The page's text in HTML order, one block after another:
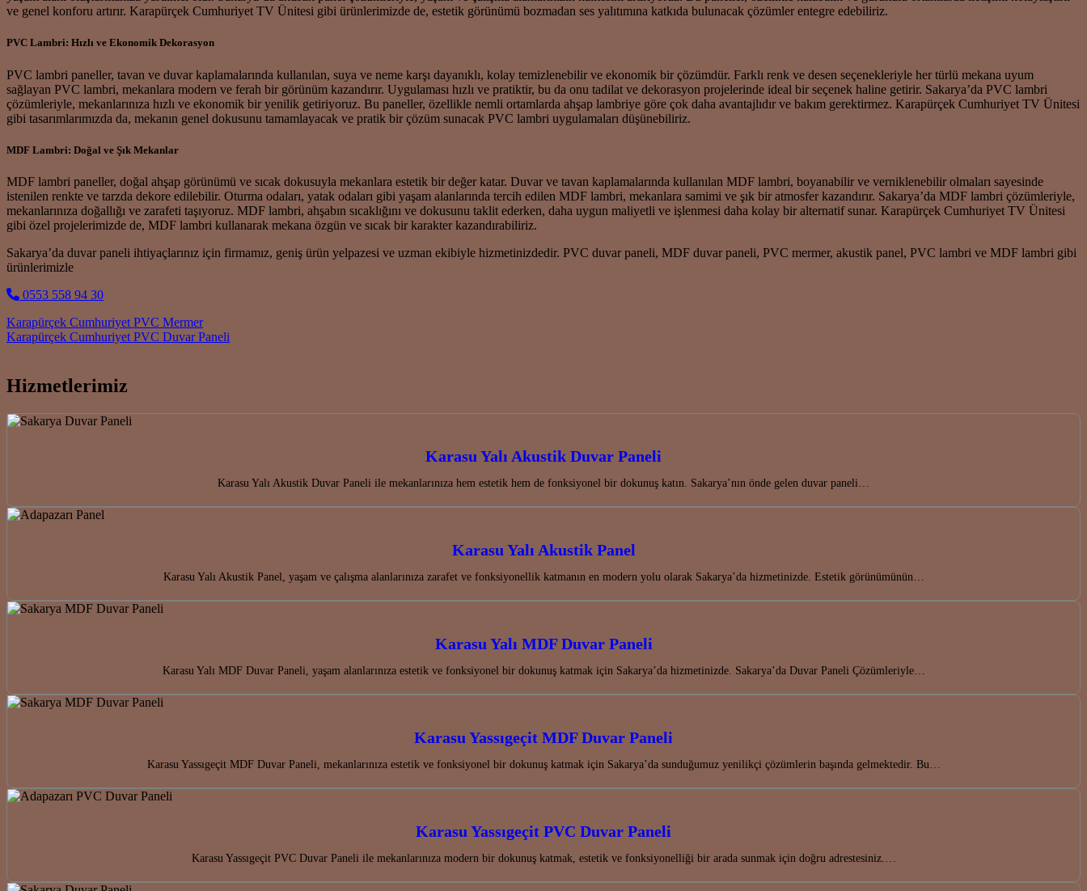
ve genel konforu artırır. Karapürçek Cumhuriyet TV Ünitesi gibi ürünlerimizde de, estetik görünümü bozmadan ses yalıtımına katkıda bulunacak çözümler entegre edebiliriz.
PVC Lambri: Hızlı ve Ekonomik Dekorasyon
PVC lambri paneller, tavan ve duvar kaplamalarında kullanılan, suya ve neme karşı dayanıklı, kolay temizlenebilir ve ekonomik bir çözümdür. Farklı renk ve desen seçenekleriyle her türlü mekana uyum
sağlayan PVC lambri, mekanlara modern ve ferah bir görünüm kazandırır. Uygulaması hızlı ve pratiktir, bu da onu tadilat ve dekorasyon projelerinde ideal bir seçenek haline getirir. Sakarya’da PVC lambri
çözümleriyle, mekanlarınıza hızlı ve ekonomik bir yenilik getiriyoruz. Bu paneller, özellikle nemli ortamlarda ahşap lambriye göre çok daha avantajlıdır ve bakım gerektirmez. Karapürçek Cumhuriyet TV Ünitesi
gibi tasarımlarımızda da, mekanın genel dokusunu tamamlayacak ve pratik bir çözüm sunacak PVC lambri uygulamaları düşünebiliriz.
MDF Lambri: Doğal ve Şık Mekanlar
MDF lambri paneller, doğal ahşap görünümü ve sıcak dokusuyla mekanlara estetik bir değer katar. Duvar ve tavan kaplamalarında kullanılan MDF lambri, boyanabilir ve verniklenebilir olmaları sayesinde
istenilen renkte ve tarzda dekore edilebilir. Oturma odaları, yatak odaları gibi yaşam alanlarında tercih edilen MDF lambri, mekanlara samimi ve şık bir atmosfer kazandırır. Sakarya’da MDF lambri çözümleriyle,
mekanlarınıza doğallığı ve zarafeti taşıyoruz. MDF lambri, ahşabın sıcaklığını ve dokusunu taklit ederken, daha uygun maliyetli ve işlenmesi daha kolay bir alternatif sunar. Karapürçek Cumhuriyet TV Ünitesi
gibi özel projelerimizde de, MDF lambri kullanarak mekana özgün ve sıcak bir karakter kazandırabiliriz.
Sakarya’da duvar paneli ihtiyaçlarınız için firmamız, geniş ürün yelpazesi ve uzman ekibiyle hizmetinizdedir. PVC duvar paneli, MDF duvar paneli, PVC mermer, akustik panel, PVC lambri ve MDF lambri gibi
ürünlerimizle
0553 558 94 30
Post navigation
Karapürçek Cumhuriyet PVC Mermer
Karapürçek Cumhuriyet PVC Duvar Paneli
Hizmetlerimiz
Karasu Yalı Akustik Duvar Paneli
Karasu Yalı Akustik Duvar Paneli ile mekanlarınıza hem estetik hem de fonksiyonel bir dokunuş katın. Sakarya’nın önde gelen duvar paneli…
Karasu Yalı Akustik Panel
Karasu Yalı Akustik Panel, yaşam ve çalışma alanlarınıza zarafet ve fonksiyonellik katmanın en modern yolu olarak Sakarya’da hizmetinizde. Estetik görünümünün…
Karasu Yalı MDF Duvar Paneli
Karasu Yalı MDF Duvar Paneli, yaşam alanlarınıza estetik ve fonksiyonel bir dokunuş katmak için Sakarya’da hizmetinizde. Sakarya’da Duvar Paneli Çözümleriyle…
Karasu Yassıgeçit MDF Duvar Paneli
Karasu Yassıgeçit MDF Duvar Paneli, mekanlarınıza estetik ve fonksiyonel bir dokunuş katmak için Sakarya’da sunduğumuz yenilikçi çözümlerin başında gelmektedir. Bu…
Karasu Yassıgeçit PVC Duvar Paneli
Karasu Yassıgeçit PVC Duvar Paneli ile mekanlarınıza modern bir dokunuş katmak, estetik ve fonksiyonelliği bir arada sunmak için doğru adrestesiniz.…